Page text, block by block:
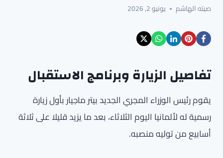
صيته الهاشم يونيو 2, 2026
تفاصيل الزيارة وبرنامج الاستقبال
يقوم رئيس الوزراء المجري الجديد بيتر ماجيار بأول زيارة
رسمية له لألمانيا اليوم الثلاثاء، بعد ما يزيد قليلا على ثلاثة
أسابيع من توليه منصبه.